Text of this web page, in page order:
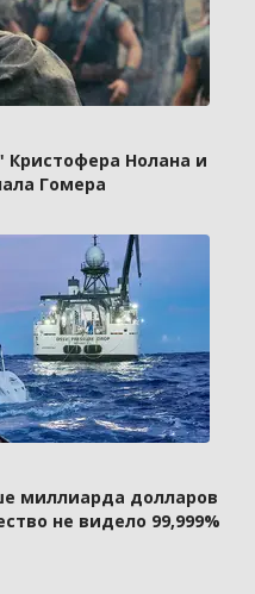
Нолана и
Гомера
миллиарда долларов
не видело 99,999%